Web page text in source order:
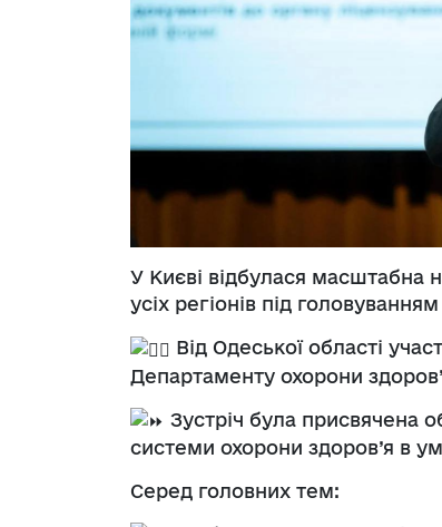
У Києві відбулася масштабна
усіх регіонів під
Від Одеської області
Департаменту охорони
Зустріч була присвячена
системи охорони здоров’я в
Серед головних тем: